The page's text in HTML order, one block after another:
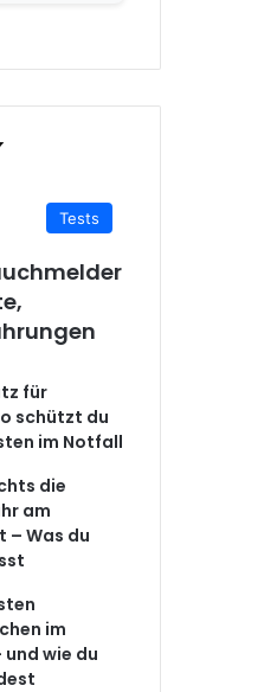
Tests
für
schützt du
im Notfall
die
am
– Was du
im
wie du